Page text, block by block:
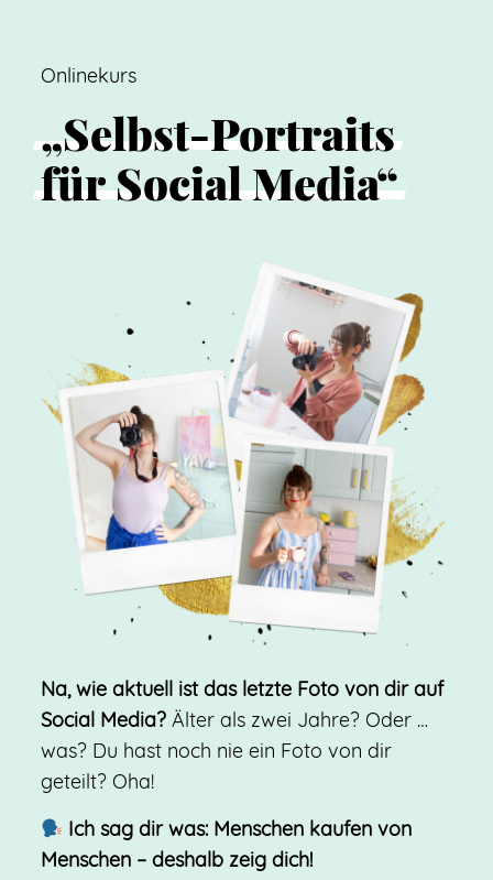
Onlinekurs
„Selbst-Portraits
fürSocialMedia“
Na, wie aktuell ist das letzte Foto von dir auf
Social Media?Älter als zwei Jahre? Oder …
was? Du hast noch nie ein Foto von dir
geteilt? Oha!
Ich sag dir was: Menschen kaufen von
Menschen – deshalb zeig dich!